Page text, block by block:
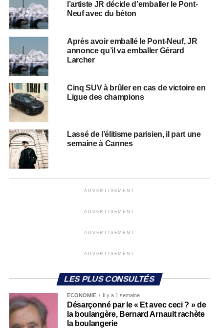
l’artiste JR décide d’emballer le Pont-
Neuf avec du béton
Après avoir emballé le Pont-Neuf, JR
annonce qu’il va emballer Gérard
Larcher
Cinq SUV à brûler en cas de victoire en
Ligue des champions
Lassé de l’élitisme parisien, il part une
semaine à Cannes
ADVERTISEMENT
ADVERTISEMENT
ADVERTISEMENT
ADVERTISEMENT
LES PLUS CONSULTÉS
ECONOMIE Il y a 1 semaine
Désarçonné par le « Et avec ceci ? » de
la boulangère, Bernard Arnault rachète
la boulangerie